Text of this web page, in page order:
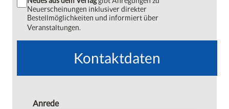
Neuerscheinungen inklusiver direkter
Bestellmöglichkeiten und informiert über
Veranstaltungen.
Kontaktdaten
Anrede